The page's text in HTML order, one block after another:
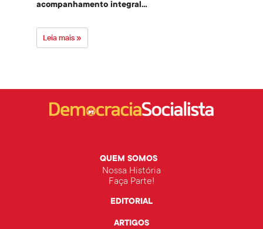
acompanhamento integral...
Leia mais »
QUEM SOMOS
Nossa História
Faça Parte!
EDITORIAL
ARTIGOS